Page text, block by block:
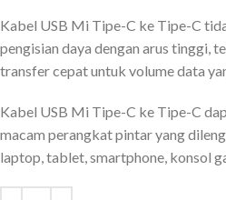
Kabel USB Mi Tipe-C ke Tipe-C
pengisian daya dengan arus tinggi,
transfer cepat untuk volume data
Kabel USB Mi Tipe-C ke Tipe-C
macam perangkat pintar yang
laptop, tablet, smartphone, konsol